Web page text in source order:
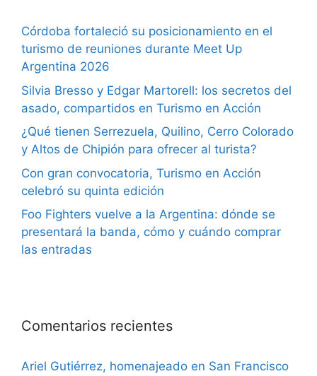
Córdoba fortaleció su posicionamiento en el
turismo de reuniones durante Meet Up
Argentina 2026
Silvia Bresso y Edgar Martorell: los secretos del
asado, compartidos en Turismo en Acción
¿Qué tienen Serrezuela, Quilino, Cerro Colorado
y Altos de Chipión para ofrecer al turista?
Con gran convocatoria, Turismo en Acción
celebró su quinta edición
Foo Fighters vuelve a la Argentina: dónde se
presentará la banda, cómo y cuándo comprar
las entradas
Comentarios recientes
Ariel Gutiérrez, homenajeado en San Francisco